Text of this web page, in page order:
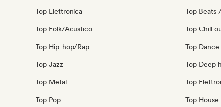
Top Elettronica
Top Folk/Acustico
Top Hip-hop/Rap
Top Jazz
Top Metal
Top Pop
Top Beats
Top Chill
Top Dance
Top Deep
Top
Top House